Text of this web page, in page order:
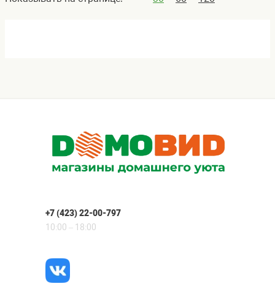
+7 (423) 22-00-797
10:00 – 18:00